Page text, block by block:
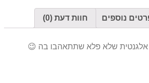
נוספים חוות דעת (0)
אלגנטית שלא פלא שתתאהבו בה 😉